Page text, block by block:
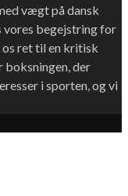
vægt på dansk
vores begejstring for
ret til en kritisk
boksningen, der
i sporten, og vi